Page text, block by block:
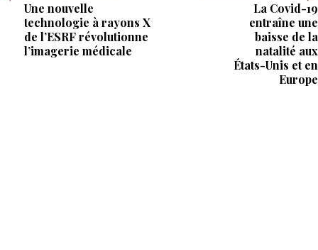
Une nouvelle
technologie à rayons X
de l’ESRF révolutionne
l’imagerie médicale
La Covid-19
entraîne une
baisse de la
natalité aux
États-Unis et en
Europe